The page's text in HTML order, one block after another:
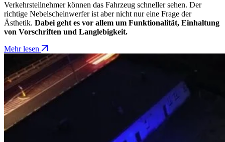
Verkehrsteilnehmer können das Fahrzeug schneller sehen. Der
richtige Nebelscheinwerfer ist aber nicht nur eine Frage der
Ästhetik. Dabei geht es vor allem um Funktionalität, Einhaltung
von Vorschriften und Langlebigkeit.
Mehr lesen